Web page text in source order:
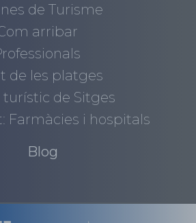
de Turisme
arribar
de les platges
turístic de Sitges
Farmàcies i hospitals
Blog